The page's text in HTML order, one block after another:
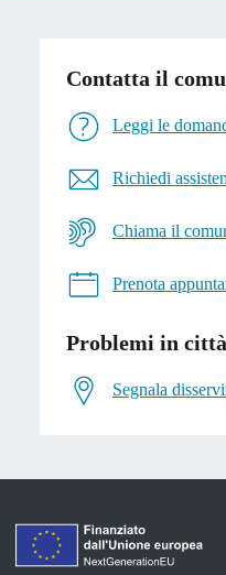
Contatta il
Leggi le
Richiedi
Chiama il
Prenota
Problemi in città
Segnala